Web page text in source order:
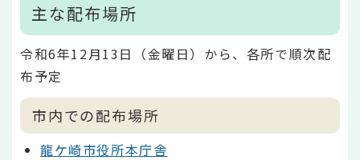
主な配布場所
令和6年12月13日（金曜日）から、各所で順次配
布予定
市内での配布場所
龍ケ崎市役所本庁舎